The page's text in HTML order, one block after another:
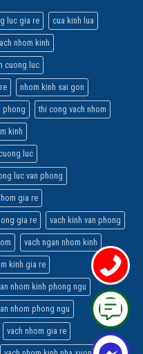
luc gia re cua kinh lua
nhom kinh
cuong luc
nhom kinh sai gon
phong thi cong vach nhom
kinh
luc
luc van phong
gia re
gia re vach kinh van phong
vach ngan nhom kinh
kinh gia re
nhom kinh phong ngu
nhom phong ngu
vach nhom gia re